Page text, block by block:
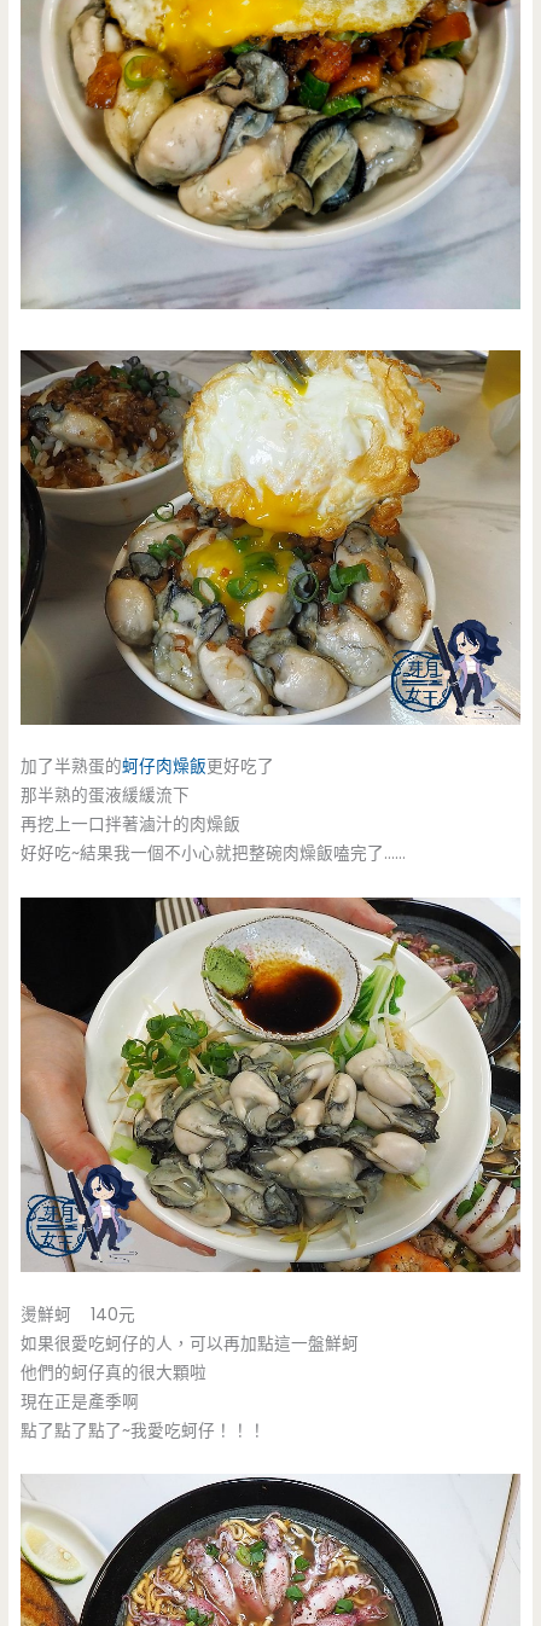
加了半熟蛋的蚵仔肉燥飯更好吃了
那半熟的蛋液緩緩流下
再挖上一口拌著滷汁的肉燥飯
好好吃~結果我一個不小心就把整碗肉燥飯嗑完了……
燙鮮蚵 140元
如果很愛吃蚵仔的人，可以再加點這一盤鮮蚵
他們的蚵仔真的很大顆啦
現在正是產季啊
點了點了點了~我愛吃蚵仔！！！